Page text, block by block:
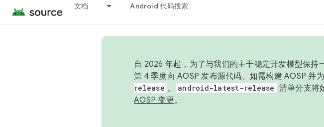
文档 Android 代码搜索
自 2026 年起，为了与我们的主干稳定开发模型保
第 4 季度向 AOSP 发布源代码。如需构建 AOSP 并
release 。 android-latest-release 清单分支将
AOSP 变更。